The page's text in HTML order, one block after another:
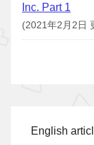
Inc. Part 1
(2021年2月2日
English